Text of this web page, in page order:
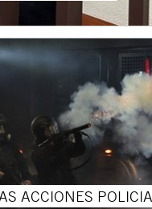
ACCIONES